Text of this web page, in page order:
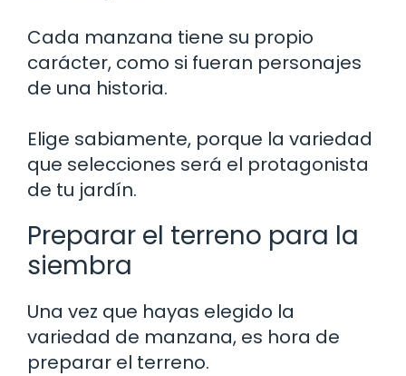
Cada manzana tiene su propio
carácter, como si fueran personajes
de una historia.
Elige sabiamente, porque la variedad
que selecciones será el protagonista
de tu jardín.
Preparar el terreno para la
siembra
Una vez que hayas elegido la
variedad de manzana, es hora de
preparar el terreno.